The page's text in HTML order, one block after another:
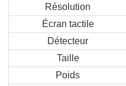
Résolution
Écran tactile
Détecteur
Taille
Poids